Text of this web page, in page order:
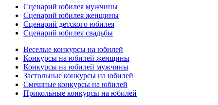
Сценарий юбилея мужчины
Сценарий юбилея женщины
Сценарий детского юбилея
Сценарий юбилея свадьбы
Веселые конкурсы на юбилей
Конкурсы на юбилей женщины
Конкурсы на юбилей мужчины
Застольные конкурсы на юбилей
Смешные конкурсы на юбилей
Прикольные конкурсы на юбилей